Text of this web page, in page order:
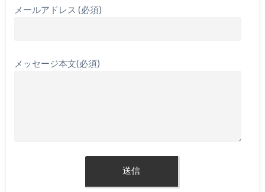
メールアドレス (必須)
メッセージ本文(必須)